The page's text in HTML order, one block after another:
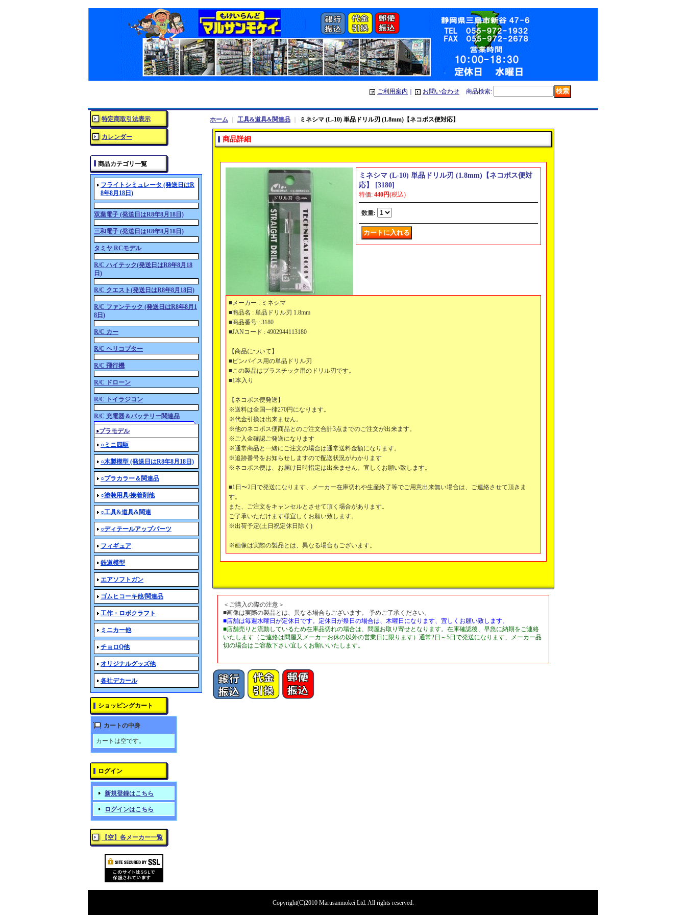
ご利用案内 お問い合わせ 商品検索:
特定商取引法表示
カレンダー
商品カテゴリ一覧
フライトシミュレータ (発送日はR
8年8月18日)
双葉電子 (発送日はR8年8月18日)
三和電子 (発送日はR8年8月18日)
タミヤ RCモデル
R/C ハイテック(発送日はR8年8月18
日)
R/C クエスト(発送日はR8年8月18日)
R/C ファンテック (発送日はR8年8月1
8日)
R/C カー
R/C ヘリコプター
R/C 飛行機
R/C ドローン
R/C トイラジコン
R/C 充電器＆バッテリー関連品
○プラモデル
○ミニ四駆
○木製模型 (発送日はR8年8月18日)
○プラカラー＆関連品
○塗装用具/接着剤他
○工具&道具&関連
○ディテールアップパーツ
フィギュア
鉄道模型
エアソフトガン
ゴムヒコーキ他/関連品
工作・ロボクラフト
ミニカー他
チョロQ他
オリジナルグッズ他
各社デカール
ショッピングカート
カートの中身
カートは空です。
ログイン
新規登録はこちら
ログインはこちら
【空】各メーカー一覧
ホーム 工具&道具&関連品 ミネシマ (L-10) 単品ドリル刃 (1.8mm)【ネコポス便対応】
商品詳細
ミネシマ (L-10) 単品ドリル刃 (1.8mm)【ネコポス便対
応】
[3180]
特価: 440円(税込)
数量:
■メーカー : ミネシマ
■商品名 : 単品ドリル刃 1.8mm
■商品番号 : 3180
■JANコード : 4902944113180
【商品について】
■ピンバイス用の単品ドリル刃
■この製品はプラスチック用のドリル刃です。
■1本入り
【ネコポス便発送】
※送料は全国一律270円になります。
※代金引換は出来ません。
※他のネコポス便商品とのご注文合計3点までのご注文が出来ます。
※ご入金確認ご発送になります
※通常商品と一緒にご注文の場合は通常送料金額になります。
※追跡番号をお知らせしますので配送状況がわかります
※ネコポス便は、お届け日時指定は出来ません。宜しくお願い致します。
■1日〜2日で発送になります、メーカー在庫切れや生産終了等でご用意出来無い場合は、ご連絡させて頂きま
す。
また、ご注文をキャンセルとさせて頂く場合があります。
ご了承いただけます様宜しくお願い致します。
※出荷予定(土日祝定休日除く)
※画像は実際の製品とは、異なる場合もございます。
＜ご購入の際の注意＞
■画像は実際の製品とは、異なる場合もございます。 予めご了承ください。
■店舗は毎週水曜日が定休日です。定休日が祭日の場合は、木曜日になります、宜しくお願い致します。
■店舗売りと流動しているため在庫品切れの場合は、問屋お取り寄せとなります。在庫確認後、早急に納期をご連絡
いたします（ご連絡は問屋又メーカーお休の以外の営業日に限ります）通常2日～5日で発送になります、メーカー品
切の場合はご容赦下さい宜しくお願いいたします。
Copyright(C)2010 Marusanmokei Ltd. All rights reserved.